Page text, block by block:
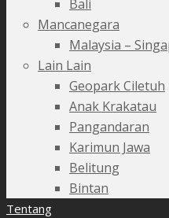
Bali
Mancanegara
Malaysia –
Lain Lain
Geopark Ciletuh
Anak Krakatau
Pangandaran
Karimun Jawa
Belitung
Bintan
Tentang